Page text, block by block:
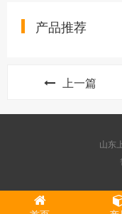
产品推荐
上一篇
山东